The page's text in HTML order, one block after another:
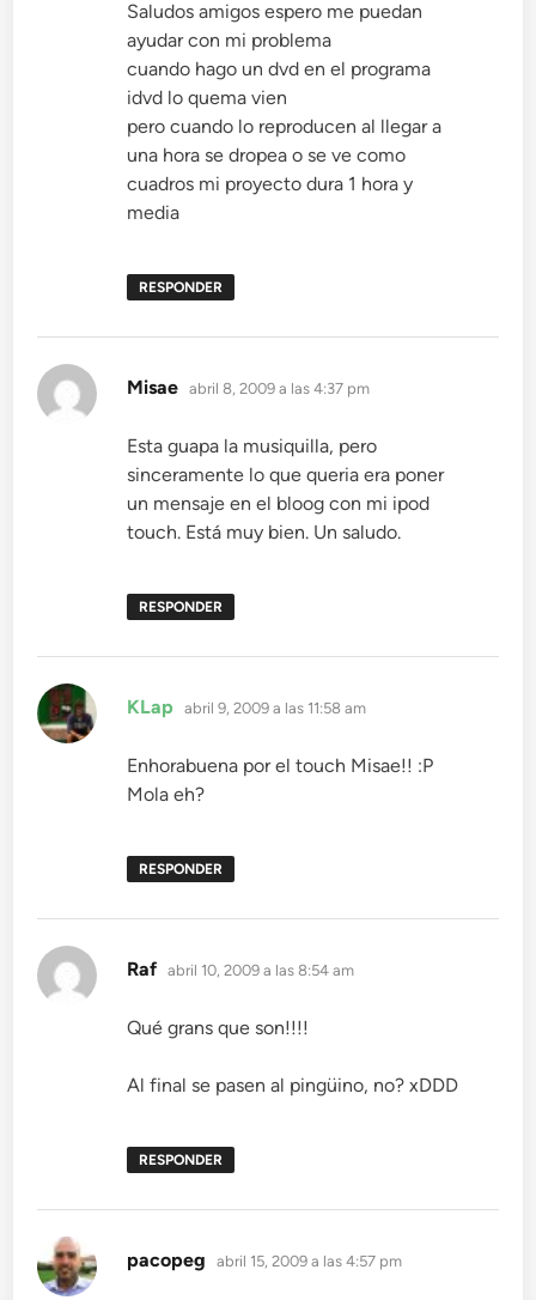
Saludos amigos espero me puedan
ayudar con mi problema
cuando hago un dvd en el programa
idvd lo quema vien
pero cuando lo reproducen al llegar a
una hora se dropea o se ve como
cuadros mi proyecto dura 1 hora y
media
RESPONDER
Misae dice:
abril 8, 2009 a las 4:37 pm
Esta guapa la musiquilla, pero
sinceramente lo que queria era poner
un mensaje en el bloog con mi ipod
touch. Está muy bien. Un saludo.
RESPONDER
KLap dice:
abril 9, 2009 a las 11:58 am
Enhorabuena por el touch Misae!! :P
Mola eh?
RESPONDER
Raf dice:
abril 10, 2009 a las 8:54 am
Qué grans que son!!!!
Al final se pasen al pingüino, no? xDDD
RESPONDER
pacopeg dice:
abril 15, 2009 a las 4:57 pm